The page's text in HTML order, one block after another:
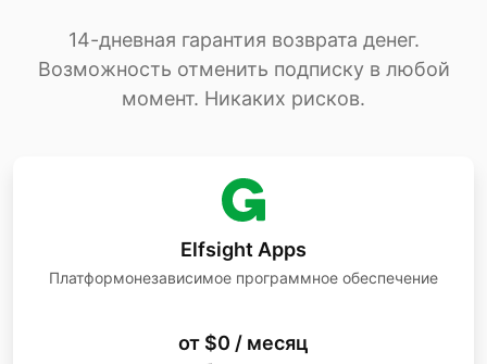
14-дневная гарантия возврата денег.
Возможность отменить подписку в любой
момент. Никаких рисков.
Elfsight Apps
Платформонезависимое программное обеспечение
от $0 / месяц